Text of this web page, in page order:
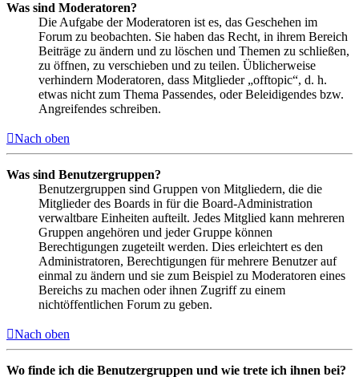
Was sind Moderatoren?
Die Aufgabe der Moderatoren ist es, das Geschehen im
Forum zu beobachten. Sie haben das Recht, in ihrem Bereich
Beiträge zu ändern und zu löschen und Themen zu schließen,
zu öffnen, zu verschieben und zu teilen. Üblicherweise
verhindern Moderatoren, dass Mitglieder „offtopic“, d. h.
etwas nicht zum Thema Passendes, oder Beleidigendes bzw.
Angreifendes schreiben.
Nach oben
Was sind Benutzergruppen?
Benutzergruppen sind Gruppen von Mitgliedern, die die
Mitglieder des Boards in für die Board-Administration
verwaltbare Einheiten aufteilt. Jedes Mitglied kann mehreren
Gruppen angehören und jeder Gruppe können
Berechtigungen zugeteilt werden. Dies erleichtert es den
Administratoren, Berechtigungen für mehrere Benutzer auf
einmal zu ändern und sie zum Beispiel zu Moderatoren eines
Bereichs zu machen oder ihnen Zugriff zu einem
nichtöffentlichen Forum zu geben.
Nach oben
Wo finde ich die Benutzergruppen und wie trete ich ihnen bei?